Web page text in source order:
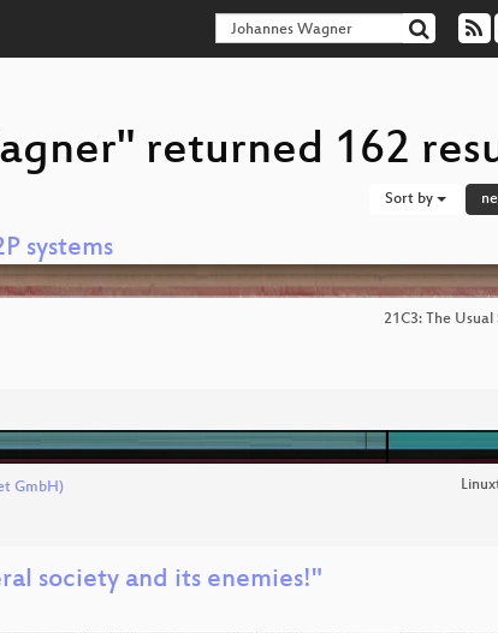
returned 162
Sort by
systems
21C3: The Usual
GmbH)
society and its enemies!"